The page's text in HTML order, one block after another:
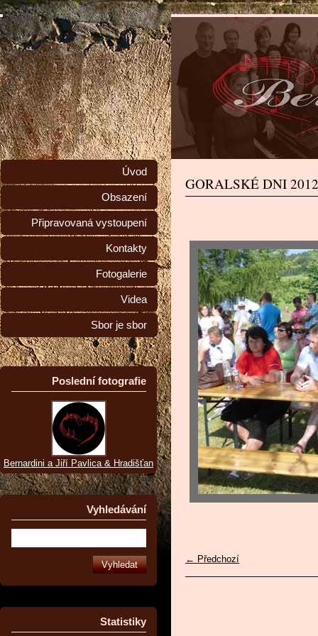
GORALSKÉ DNI 2012
← Předchozí
Úvod
Obsazení
Připravovaná vystoupení
Kontakty
Fotogalerie
Videa
Sbor je sbor
Poslední fotografie
Bernardini a Jiří Pavlica & Hradišťan
Vyhledávání
Statistiky